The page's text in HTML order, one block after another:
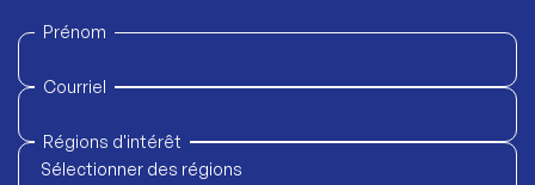
Prénom
Courriel
Régions d'intérêt
Sélectionner des régions